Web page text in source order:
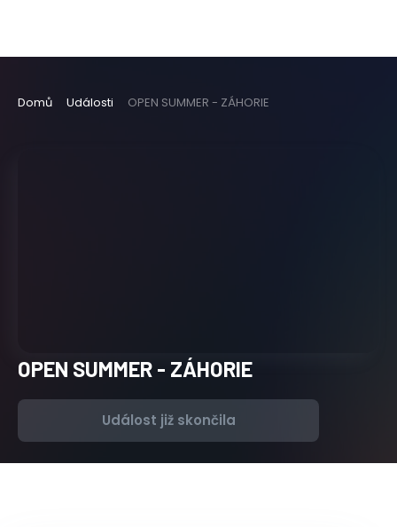
Domů Události OPEN SUMMER - ZÁHORIE
OPEN SUMMER - ZÁHORIE
Událost již skončila